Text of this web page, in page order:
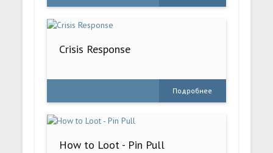
Crisis Response
Подробнее
How to Loot - Pin Pull